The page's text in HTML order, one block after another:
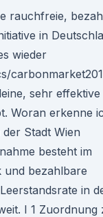
rauchfreie,
in
wieder
sehr
Woran erkenne
Stadt Wien
besteht im
und bezahlbare
in
I 1 Zuordnung